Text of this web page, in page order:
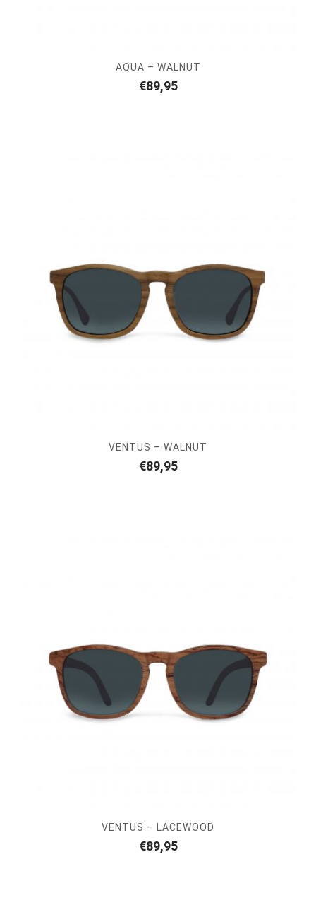
AQUA – WALNUT
€89,95
VENTUS – WALNUT
€89,95
VENTUS – LACEWOOD
€89,95